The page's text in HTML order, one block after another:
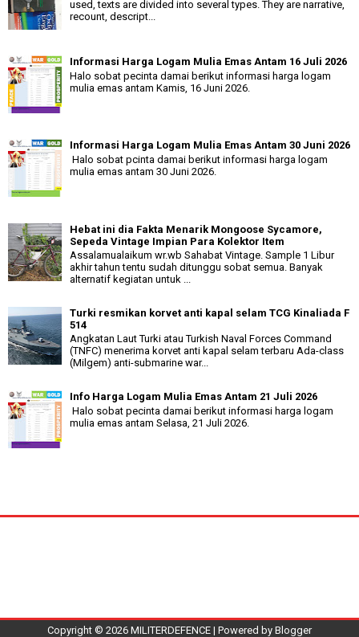
used, texts are divided into several types. They are narrative,
recount, descript...
Informasi Harga Logam Mulia Emas Antam 16 Juli 2026
Halo sobat pecinta damai berikut informasi harga logam
mulia emas antam Kamis, 16 Juni 2026.
Informasi Harga Logam Mulia Emas Antam 30 Juni 2026
Halo sobat pcinta damai berikut informasi harga logam
mulia emas antam 30 Juni 2026.
Hebat ini dia Fakta Menarik Mongoose Sycamore,
Sepeda Vintage Impian Para Kolektor Item
Assalamualaikum wr.wb Sahabat Vintage. Sample 1 Libur
akhir tahun tentu sudah ditunggu sobat semua. Banyak
alternatif kegiatan untuk ...
Turki resmikan korvet anti kapal selam TCG Kinaliada F
514
Angkatan Laut Turki atau Turkish Naval Forces Command
(TNFC) menerima korvet anti kapal selam terbaru Ada-class
(Milgem) anti-submarine war...
Info Harga Logam Mulia Emas Antam 21 Juli 2026
Halo sobat pecinta damai berikut informasi harga logam
mulia emas antam Selasa, 21 Juli 2026.
Copyright © 2026 MILITERDEFENCE | Powered by Blogger